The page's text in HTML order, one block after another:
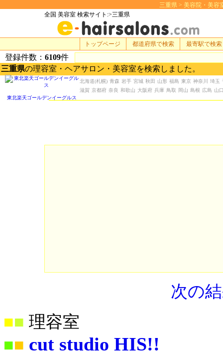
三重県 > 美容院・美容
全国 美容室 検索サイト:>三重県
登録件数： 6109件
三重県の理容室・ヘアサロン・美容室を検索しました。
次の
■ 理容室
■■ cut studio HIS!!
北海道(札幌) 青森 岩手 宮城 秋田 山形 福島 東京 神奈川 埼玉
滋賀 京都府 奈良 和歌山 大阪府 兵庫 鳥取 岡山 島根 広島 山
トップページ 都道府県で検索 最寄駅で検索
東北楽天ゴールデンイーグルス